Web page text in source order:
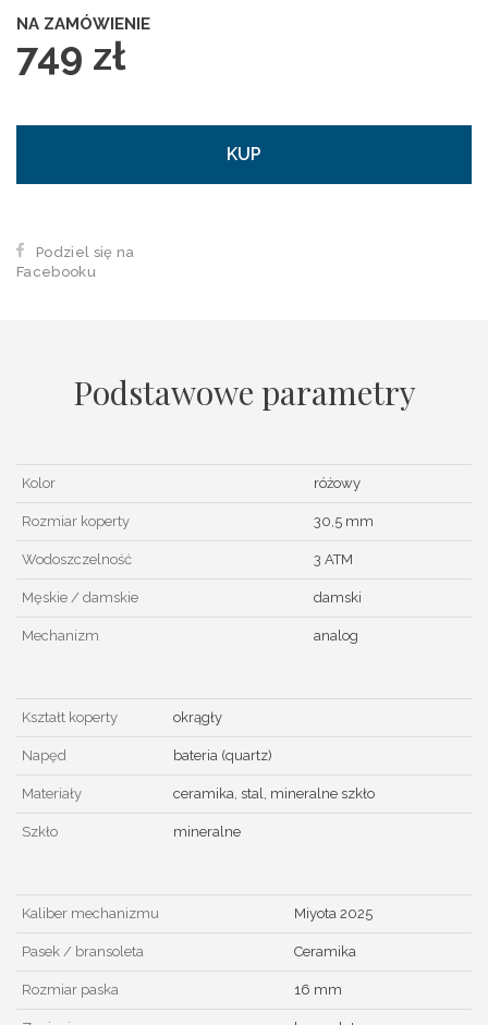
NA ZAMÓWIENIE
749 zł
KUP
Podziel się na
Facebooku
Podstawowe parametry
Kolor różowy
Rozmiar koperty 30,5 mm
Wodoszczelność 3 ATM
Męskie / damskie damski
Mechanizm analog
Kształt koperty okrągły
Napęd bateria (quartz)
Materiały ceramika, stal, mineralne szkło
Szkło mineralne
Kaliber mechanizmu Miyota 2025
Pasek / bransoleta Ceramika
Rozmiar paska 16 mm